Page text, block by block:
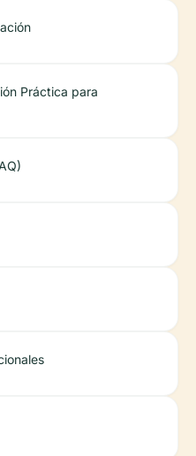
Práctica para